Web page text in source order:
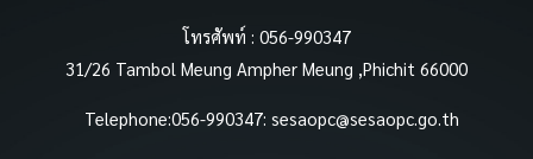
โทรศัพท์ : 056-990347
31/26 Tambol Meung Ampher Meung ,Phichit 66000
Telephone:056-990347: sesaopc@sesaopc.go.th